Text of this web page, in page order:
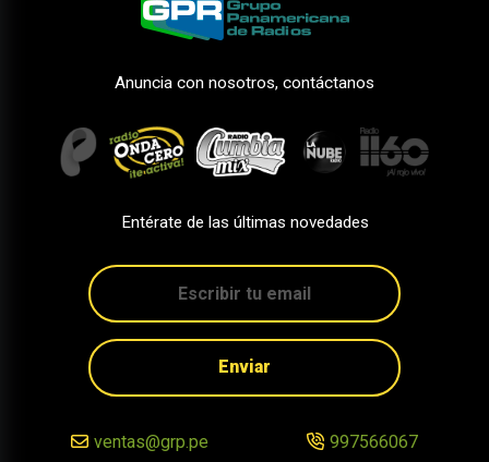
Anuncia con nosotros, contáctanos
Entérate de las últimas novedades
Enviar
ventas@grp.pe 997566067